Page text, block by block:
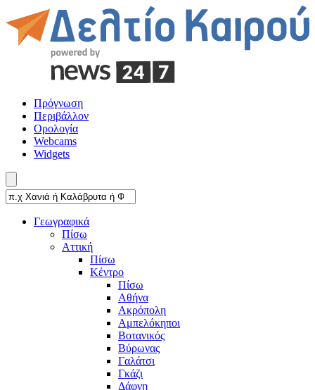
Πρόγνωση
Περιβάλλον
Ορολογία
Webcams
Widgets
Γεωγραφικά
Πίσω
Αττική
Πίσω
Κέντρο
Πίσω
Αθήνα
Ακρόπολη
Αμπελόκηποι
Βοτανικός
Βύρωνας
Γαλάτσι
Γκάζι
Δάφνη